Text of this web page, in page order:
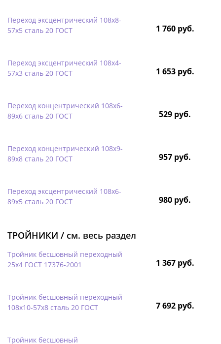
Переход эксцентрический 108х8-
57х5 сталь 20 ГОСТ
1 760 руб.
Переход эксцентрический 108х4-
57х3 сталь 20 ГОСТ
1 653 руб.
Переход концентрический 108х6-
89х6 сталь 20 ГОСТ
529 руб.
Переход концентрический 108х9-
89х8 сталь 20 ГОСТ
957 руб.
Переход эксцентрический 108х6-
89х5 сталь 20 ГОСТ
980 руб.
ТРОЙНИКИ / см. весь раздел
Тройник бесшовный переходный
25х4 ГОСТ 17376-2001
1 367 руб.
Тройник бесшовный переходный
108х10-57х8 сталь 20 ГОСТ
7 692 руб.
Тройник бесшовный